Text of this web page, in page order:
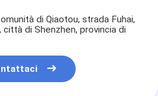
di Qiaotou, strada Fuhai,
di Shenzhen, provincia di